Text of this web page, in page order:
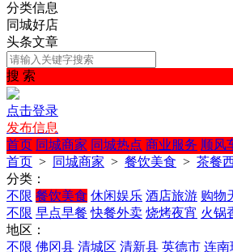
分类信息
同城好店
头条文章
搜 索
点击登录
发布信息
首页 同城商家 同城热点 商业服务 顺风
首页 > 同城商家 > 餐饮美食 > 茶餐
分类：
不限 餐饮美食 休闲娱乐 酒店旅游 购物
不限 早点早餐 快餐外卖 烧烤夜宵 火锅
地区：
不限 佛冈县 清城区 清新县 英德市 连南